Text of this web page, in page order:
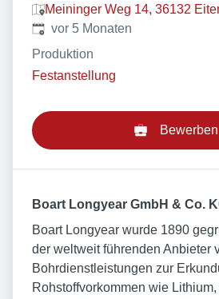
Meininger Weg 14, 36132
Veröffentlicht:
vor 5 Monaten
Produktion
Festanstellung
Bewerben
Boart Longyear GmbH & Co.
Boart Longyear wurde 1890
der weltweit führenden Anbieter
Bohrdienstleistungen zur
Rohstoffvorkommen wie